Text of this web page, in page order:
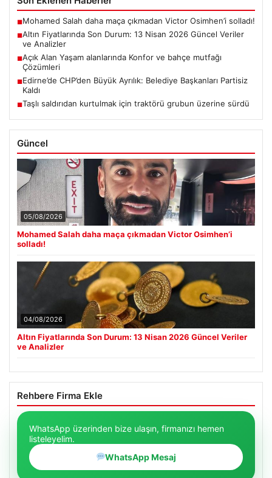
■Mohamed Salah daha maça çıkmadan Victor Osimhen’i solladı!
■Altın Fiyatlarında Son Durum: 13 Nisan 2026 Güncel Veriler
ve Analizler
■Açık Alan Yaşam alanlarında Konfor ve bahçe mutfağı
Çözümleri
■Edirne’de CHP’den Büyük Ayrılık: Belediye Başkanları Partisiz
Kaldı
■Taşlı saldırıdan kurtulmak için traktörü grubun üzerine sürdü
Güncel
05/08/2026
Mohamed Salah daha maça çıkmadan Victor Osimhen’i
solladı!
04/08/2026
Altın Fiyatlarında Son Durum: 13 Nisan 2026 Güncel Veriler
ve Analizler
Rehbere Firma Ekle
WhatsApp üzerinden bize ulaşın, firmanızı hemen
listeleyelim.
WhatsApp Mesaj